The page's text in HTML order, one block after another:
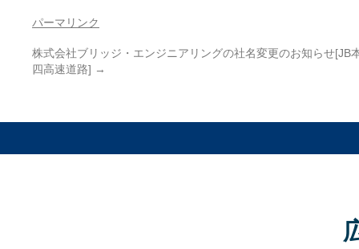
パーマリンク
株式会社ブリッジ・エンジニアリングの社名変更のお知らせ[JB
四高速道路] →